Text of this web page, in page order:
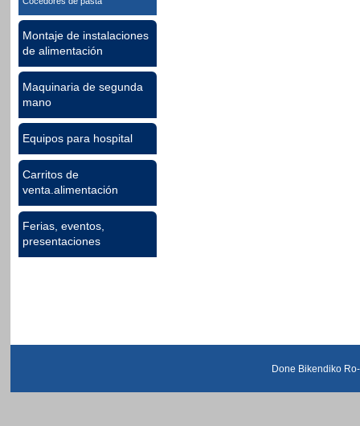
Montaje de instalaciones
de alimentación
Maquinaria de segunda
mano
Equipos para hospital
Carritos de
venta.alimentación
Ferias, eventos,
presentaciones
Done Bikendiko